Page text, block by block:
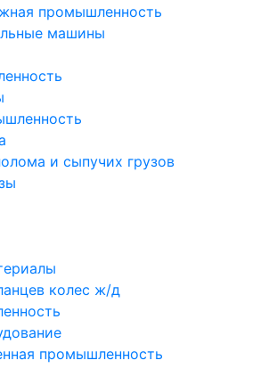
промышленность
машины
и сыпучих грузов
колес ж/д
промышленность